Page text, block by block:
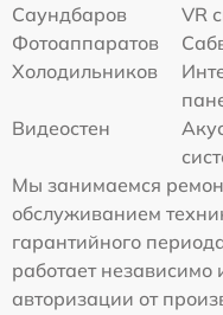
Саундбаров
VR
Фотоаппаратов
Холодильников
Видеостен
Мы занимаемся
обслуживанием
гарантийного
работает
авторизации от